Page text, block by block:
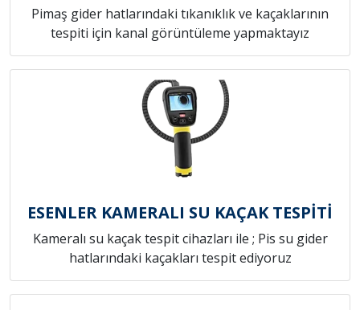
Pimaş gider hatlarındaki tıkanıklık ve kaçaklarının
tespiti için kanal görüntüleme yapmaktayız
ESENLER KAMERALI SU KAÇAK TESPİTİ
Kameralı su kaçak tespit cihazları ile ; Pis su gider
hatlarındaki kaçakları tespit ediyoruz